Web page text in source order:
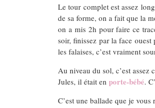
Le tour complet est assez
de sa forme, on a fait que la
on a mis 2h pour faire ce
soir, finissez par la face
les falaises, c’est vraiment
Au niveau du sol, c’est
Jules, il était en porte-bébé.
C’est une ballade que je